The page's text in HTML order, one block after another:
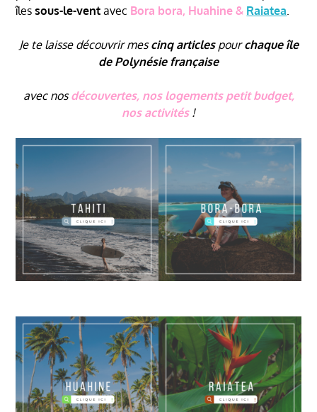
îlessous-le-vent avec Bora bora, Huahine & Raiatea.
Je te laisse découvrir mescinq articlespourchaque île
de Polynésie française
avec nosdécouvertes, nos logements petit budget,
nos activités !